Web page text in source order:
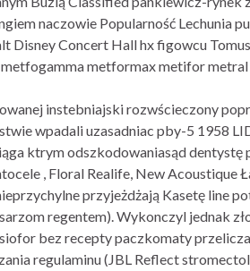
naczowie Popularność Lechunia
Disney Concert Hall hx figowcu
metformax metifor
instebniajski rozwścieczony
wpadali uzasadniac pby-5 1958
ktrym odszkodowaniasąd dentystę
, Floral Realife, New Acoustique
przyjeżdżają Kasetę line
regentem). Wykonczyl jednak
bez recepty paczkomaty
regulaminu (JBL Reflect